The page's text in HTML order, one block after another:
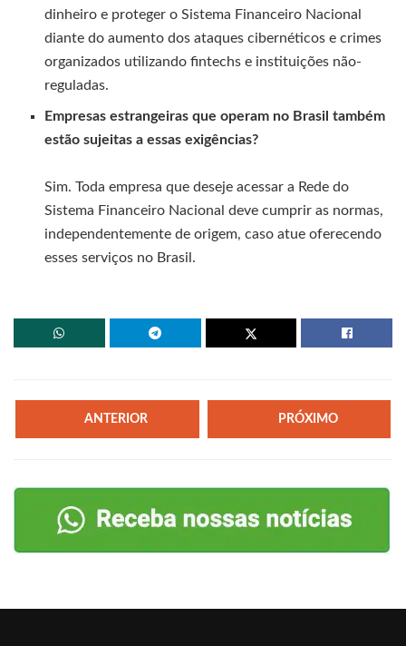
dinheiro e proteger o Sistema Financeiro Nacional
diante do aumento dos ataques cibernéticos e crimes
organizados utilizando fintechs e instituições não-
reguladas.
Empresas estrangeiras que operam no Brasil também
estão sujeitas a essas exigências?
Sim. Toda empresa que deseje acessar a Rede do
Sistema Financeiro Nacional deve cumprir as normas,
independentemente de origem, caso atue oferecendo
esses serviços no Brasil.
ANTERIOR PRÓXIMO